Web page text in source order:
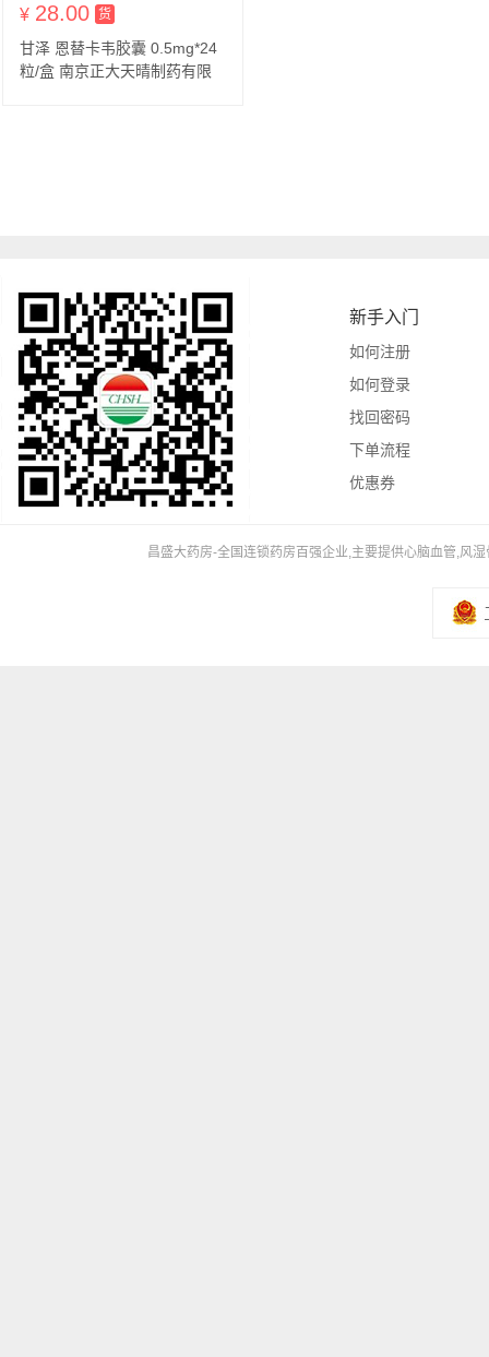
¥ 28.00 货
甘泽 恩替卡韦胶囊 0.5mg*24
粒/盒 南京正大天晴制药有限
新手入门
如何注册
如何登录
找回密码
下单流程
优惠券
昌盛大药房-全国连锁药房百强企业,主要提供心脑血管,风